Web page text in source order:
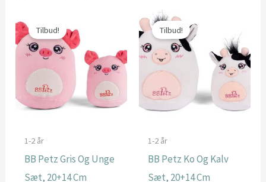
Tilbud!
1-2 år
BB Petz Gris Og Unge
Sæt, 20+14 Cm
Tilbud!
1-2 år
BB Petz Ko Og Kalv
Sæt, 20+14 Cm